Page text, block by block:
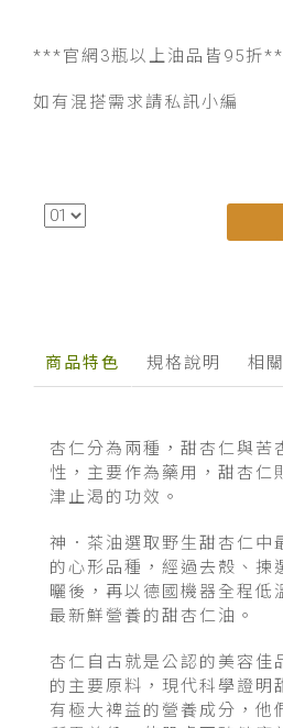
***官網3瓶以上油品皆95折
如有混搭需求請私訊小編
商品特色 規格說明 相
杏仁分為兩種，甜杏仁與苦
性，主要作為藥用，甜杏仁
津止渴的功效。
神．茶油 選取野生甜杏仁中
的心形品種，經過去殼、揀
曬後，再以德國機器全程低
最新鮮營養的甜杏仁油 。
杏仁自古就是公認的美容佳
的主要原料，現代科學證明
有極大裨益的營養成分，他